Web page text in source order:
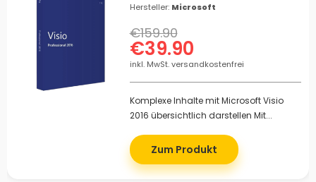
Hersteller: Microsoft
€39.90
€159.90
inkl. MwSt. versandkostenfrei
Komplexe Inhalte mit Microsoft Visio
2016 übersichtlich darstellen Mit...
Zum Produkt